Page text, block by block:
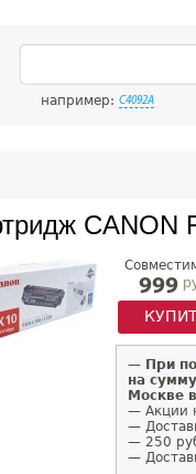
например: C4092A
CANON
999
— При
на
Москве
— Акции
—
— 250
—